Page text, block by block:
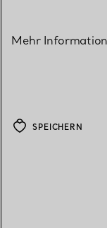
Mehr
SPEICHERN